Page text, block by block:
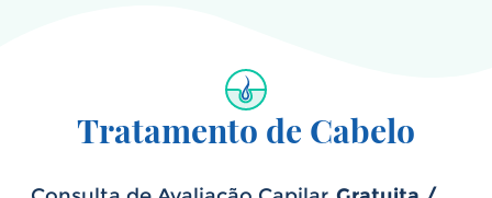
Tratamento de Cabelo